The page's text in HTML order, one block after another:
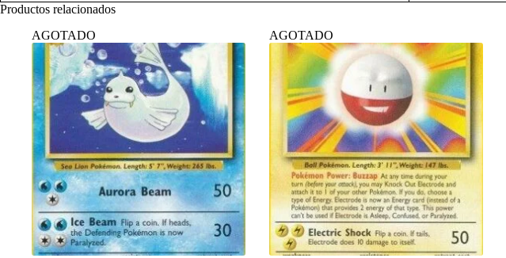
Productos relacionados
AGOTADO
AGOTADO